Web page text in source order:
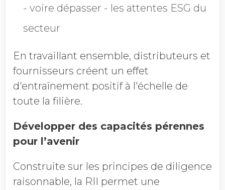
- voire dépasser - les attentes ESG du
secteur
En travaillant ensemble, distributeurs et
fournisseurs créent un effet
d'entraînement positif à l'échelle de
toute la filière.
Développer des capacités pérennes
pour l’avenir
Construite sur les principes de diligence
raisonnable, la RII permet une